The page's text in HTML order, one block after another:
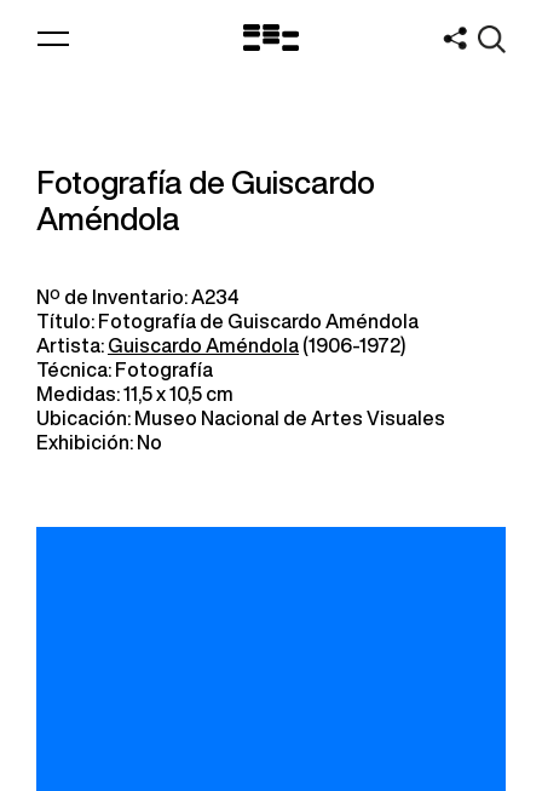
Logo
Fotografía de Guiscardo
Améndola
Nº de Inventario: A234
Título: Fotografía de Guiscardo Améndola
Artista: Guiscardo Améndola (1906-1972)
Técnica: Fotografía
Medidas: 11,5 x 10,5 cm
Ubicación: Museo Nacional de Artes Visuales
Exhibición: No